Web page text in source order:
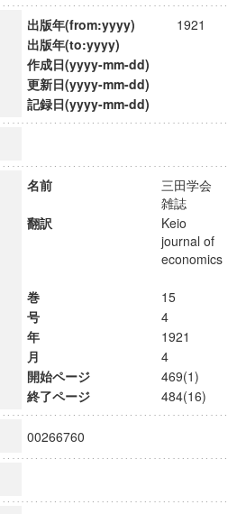
出版年(from:yyyy)
1921
出版年(to:yyyy)
作成日(yyyy-mm-dd)
更新日(yyyy-mm-dd)
記録日(yyyy-mm-dd)
名前
三田学会
雑誌
翻訳
Keio
journal of
economics
巻
15
号
4
年
1921
月
4
開始ページ
469(1)
終了ページ
484(16)
00266760